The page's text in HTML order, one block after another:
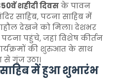
शहीदी दिवसके पावन
साहिब, पटना साहिब में
देखने को मिला। देशभर
पटना पहुंचे, जहां विशेष कीर्तन
की शुरुआत के साथ
से गूंज उठा।
साहिब में हुआ शुभारंभ